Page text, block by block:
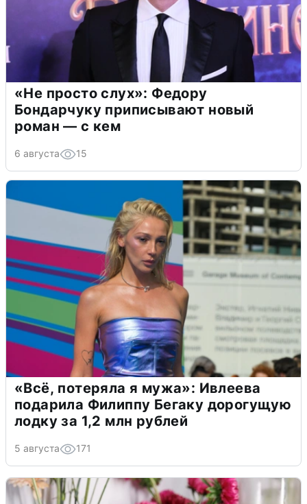
«Не просто слух»: Федору
Бондарчуку приписывают новый
роман — с кем
6 августа 15
«Всё, потеряла я мужа»: Ивлеева
подарила Филиппу Бегаку дорогущую
лодку за 1,2 млн рублей
5 августа 171